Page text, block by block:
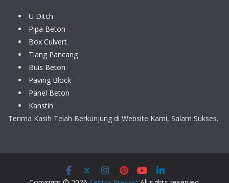
U Ditch
Pipa Beton
Box Culvert
Tiang Pancang
Buis Beton
Paving Block
Panel Beton
Kanstin
Terima Kasih Telah Berkunjung di Website Kami, Salam Sukses.